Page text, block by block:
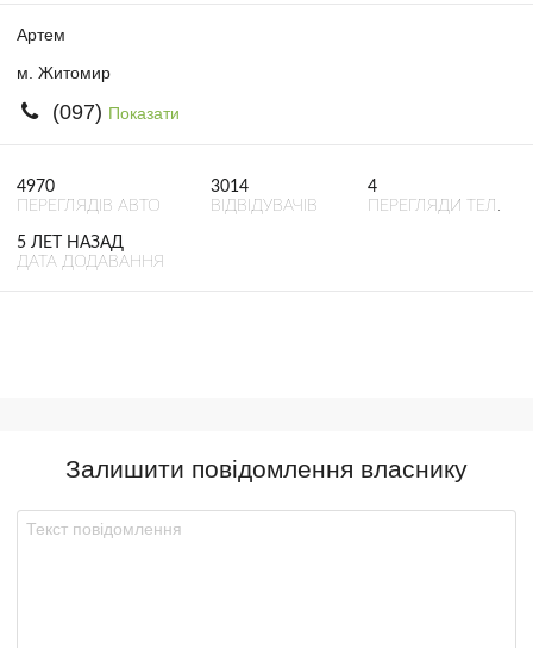
Артем
м. Житомир
(097) Показати
4970
ПЕРЕГЛЯДІВ АВТО
3014
ВІДВІДУВАЧІВ
4
ПЕРЕГЛЯДИ ТЕЛ.
5 ЛЕТ НАЗАД
ДАТА ДОДАВАННЯ
Залишити повідомлення власнику